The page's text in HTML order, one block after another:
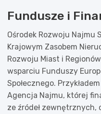
Fundusze i
Ośrodek Rozwoju Najmu
Krajowym Zasobem
Rozwoju Miast i
wsparciu Funduszy
Społecznego.
Agencja Najmu, której
ze źródeł zewnętrznych,